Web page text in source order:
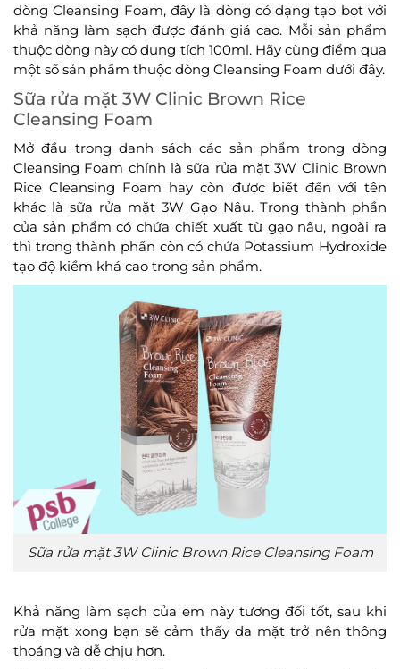
dòng Cleansing Foam, đây là dòng có dạng tạo bọt với
khả năng làm sạch được đánh giá cao. Mỗi sản phẩm
thuộc dòng này có dung tích 100ml. Hãy cùng điểm qua
một số sản phẩm thuộc dòng Cleansing Foam dưới đây.
Sữa rửa mặt 3W Clinic Brown Rice
Cleansing Foam
Mở đầu trong danh sách các sản phẩm trong dòng
Cleansing Foam chính là sữa rửa mặt 3W Clinic Brown
Rice Cleansing Foam hay còn được biết đến với tên
khác là sữa rửa mặt 3W Gạo Nâu. Trong thành phần
của sản phẩm có chứa chiết xuất từ gạo nâu, ngoài ra
thì trong thành phần còn có chứa Potassium Hydroxide
tạo độ kiềm khá cao trong sản phẩm.
Sữa rửa mặt 3W Clinic Brown Rice Cleansing Foam
Khả năng làm sạch của em này tương đối tốt, sau khi
rửa mặt xong bạn sẽ cảm thấy da mặt trở nên thông
thoáng và dễ chịu hơn.